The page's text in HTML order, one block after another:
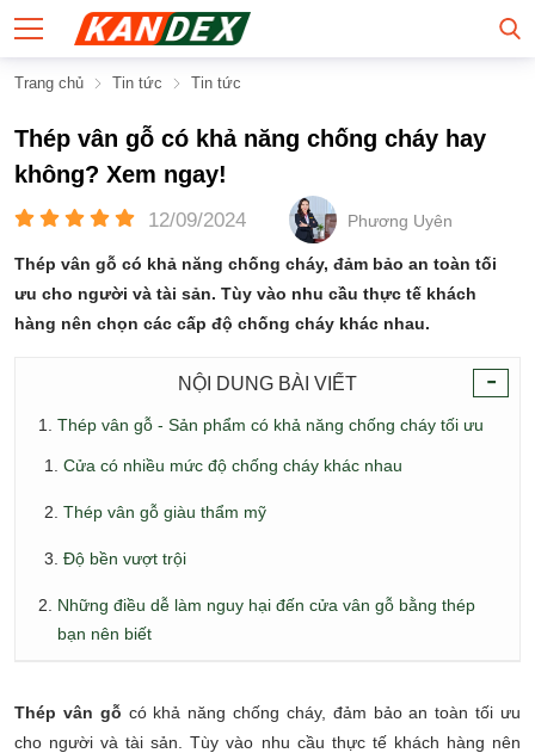
Trang chủ Tin tức Tin tức
Thép vân gỗ có khả năng chống cháy hay
không? Xem ngay!
12/09/2024 Phương Uyên
Thép vân gỗ có khả năng chống cháy, đảm bảo an toàn tối
ưu cho người và tài sản. Tùy vào nhu cầu thực tế khách
hàng nên chọn các cấp độ chống cháy khác nhau.
-
NỘI DUNG BÀI VIẾT
Thép vân gỗ - Sản phẩm có khả năng chống cháy tối ưu
Cửa có nhiều mức độ chống cháy khác nhau
Thép vân gỗ giàu thẩm mỹ
Độ bền vượt trội
Những điều dễ làm nguy hại đến cửa vân gỗ bằng thép
bạn nên biết
Thép vân gỗ có khả năng chống cháy, đảm bảo an toàn tối ưu
cho người và tài sản. Tùy vào nhu cầu thực tế khách hàng nên